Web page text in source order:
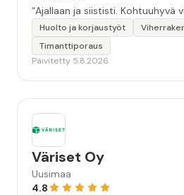
“Ajallaan ja siististi. Kohtuuhyvä
Huolto ja korjaustyöt
Timanttiporaus
Päivitetty 5.8.2026
Väriset Oy
Uusimaa
4.8